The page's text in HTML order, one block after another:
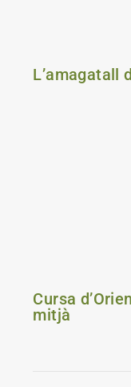
L’amagatall
Cursa
mitjà